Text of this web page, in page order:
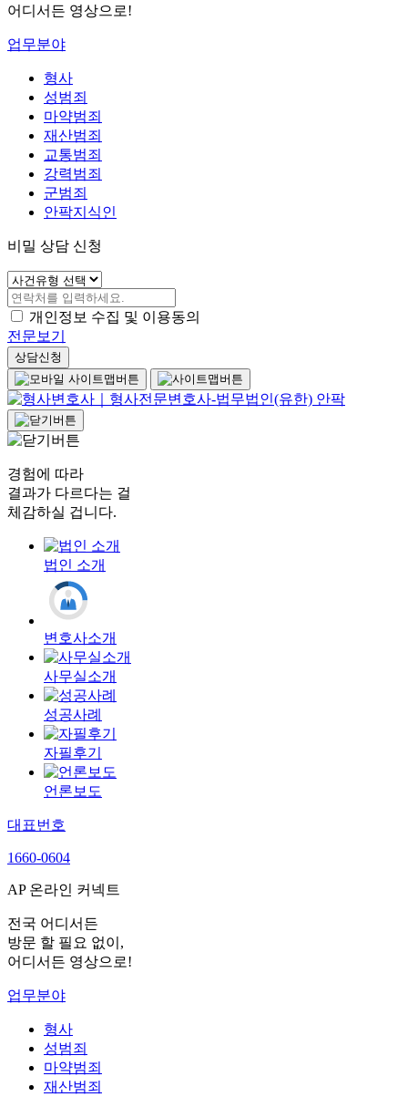
어디서든 영상으로!
업무분야
형사
성범죄
마약범죄
재산범죄
교통범죄
강력범죄
군범죄
안팍지식인
비밀 상담 신청
개인정보 수집 및 이용동의
전문보기
상담신청
경험에 따라
결과가 다르다는 걸
체감하실 겁니다.
법인 소개
변호사소개
사무실소개
성공사례
자필후기
언론보도
대표번호
1660-0604
AP 온라인 커넥트
전국 어디서든
방문 할 필요 없이,
어디서든 영상으로!
업무분야
형사
성범죄
마약범죄
재산범죄